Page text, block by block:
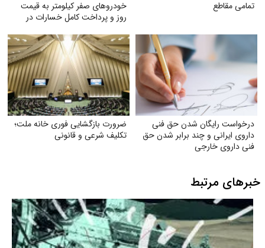
تمامی مقاطع
خودروهای صفر کیلومتر به قیمت
روز و پرداخت کامل خسارات در
درخواست رایگان شدن حق فنی
داروی ایرانی و چند برابر شدن حق
فنی داروی خارجی
ضرورت بازگشایی فوری خانه ملت؛
تکلیف شرعی و قانونی
خبرهای مرتبط